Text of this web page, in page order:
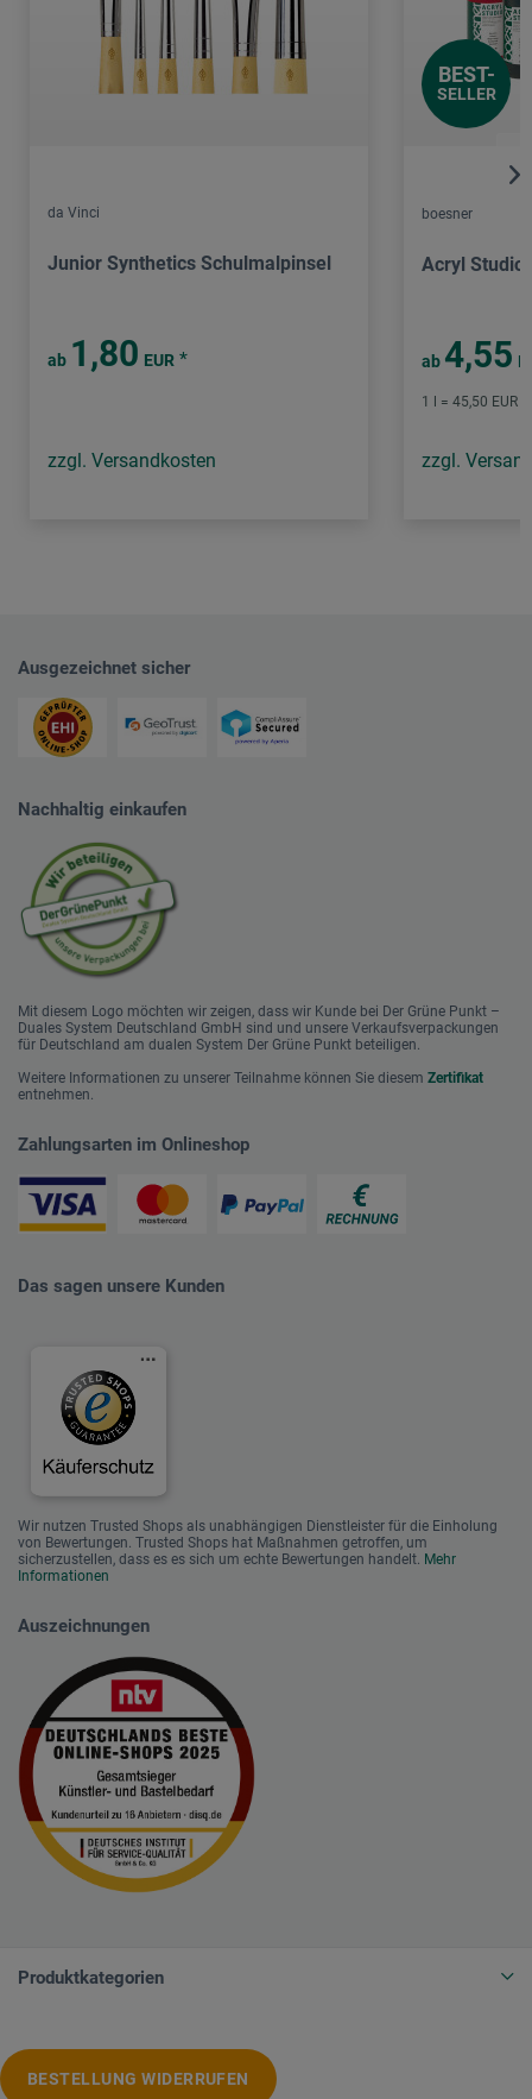
da Vinci
Junior Synthetics Schulmalpinsel
ab 1,80 EUR *
zzgl. Versandkosten
BEST-
SELLER
boesner
Acryl Studio
ab 4,55
1 l = 45,50 EUR
zzgl.
Ausgezeichnet sicher
Nachhaltig einkaufen
Mit diesem Logo möchten wir zeigen, dass wir Kunde bei Der Grüne Punkt –
Duales System Deutschland GmbH sind und unsere Verkaufsverpackungen
für Deutschland am dualen System Der Grüne Punkt beteiligen.
Weitere Informationen zu unserer Teilnahme können Sie diesem Zertifikat
entnehmen.
Zahlungsarten im Onlineshop
Das sagen unsere Kunden
Wir nutzen Trusted Shops als unabhängigen Dienstleister für die Einholung
von Bewertungen. Trusted Shops hat Maßnahmen getroffen, um
sicherzustellen, dass es es sich um echte Bewertungen handelt. Mehr
Informationen
Auszeichnungen
Produktkategorien
BESTELLUNG WIDERRUFEN